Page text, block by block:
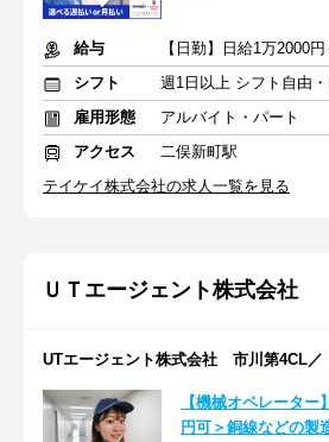
給与
シフト
週1日以上 シフト自由
雇用形態
アルバイト・パート
アクセス
二俣新町駅
テイケイ株式会社の求人一覧を見る
ＵＴエージェント株式会社
UTエージェント株式会社 市川第4CL／
【機械オペレータ
円可＞銅線などの製